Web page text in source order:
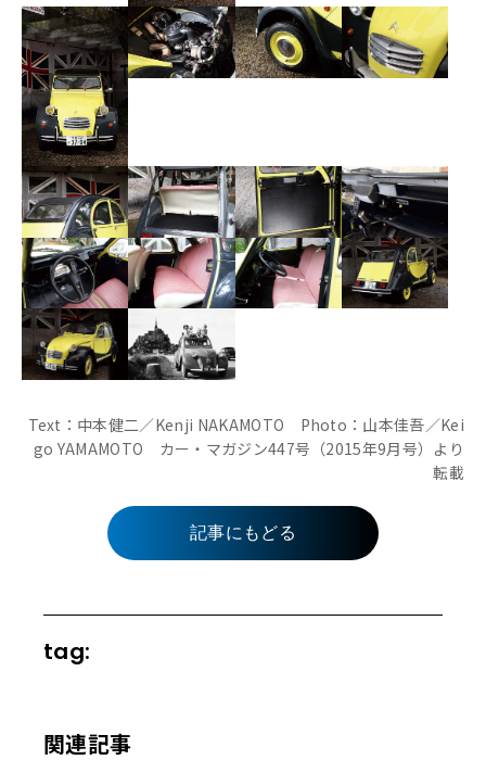
Text：中本健二／Kenji NAKAMOTO Photo：山本佳吾／Kei
go YAMAMOTO カー・マガジン447号（2015年9月号）より
転載
記事にもどる
tag:
関連記事